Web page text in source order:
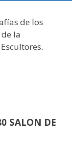
de los
la
SALON DE